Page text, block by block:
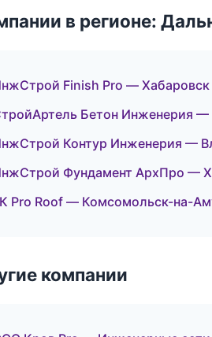
в регионе:
Finish Pro — Хабаровск
Бетон Инженерия —
Контур Инженерия —
Фундамент АрхПро —
Pro Roof — Комсомольск-на-
компании